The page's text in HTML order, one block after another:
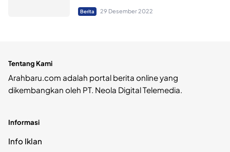
Berita 29 Desember 2022
Tentang Kami
Arahbaru.com adalah portal berita online yang
dikembangkan oleh PT. Neola Digital Telemedia.
Informasi
Info Iklan